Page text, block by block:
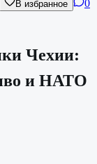
В избранное
0
Чехии:
и НАТО